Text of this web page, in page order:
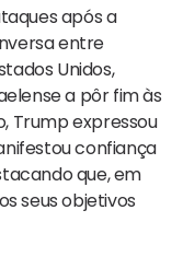
após a
entre
Unidos,
a pôr fim às
Trump expressou
confiança
que, em
seus objetivos